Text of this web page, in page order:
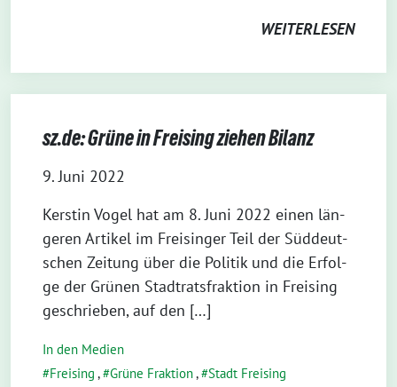
WEITERLESEN
sz.de: Grüne in Freising ziehen Bilanz
9. Juni 2022
Kers­tin Vogel hat am 8. Juni 2022 einen län­
ge­ren Arti­kel im Frei­sin­ger Teil der Süd­deut­
schen Zei­tung über die Poli­tik und die Erfol­
ge der Grü­nen Stadt­rats­frak­ti­on in Frei­sing
geschrie­ben, auf den […]
In den Medien
Freising , Grüne Fraktion, Stadt Freising